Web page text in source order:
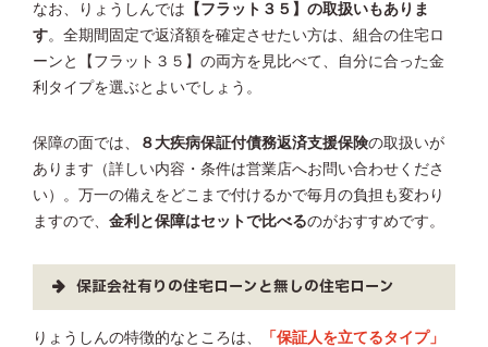
なお、りょうしんでは 【フラット３５】の取扱いもありま
す。全期間固定で返済額を確定させたい方は、組合の住宅ロ
ーンと【フラット３５】の両方を見比べて、自分に合った金
利タイプを選ぶとよいでしょう。
保障の面では、 ８大疾病保証付債務返済支援保険の取扱いが
あります（詳しい内容・条件は営業店へお問い合わせくださ
い）。万一の備えをどこまで付けるかで毎月の負担も変わり
ますので、 金利と保障はセットで比べるのがおすすめです。
保証会社有りの住宅ローンと無しの住宅ローン
りょうしんの特徴的なところは、
「保証人を立てるタイプ」